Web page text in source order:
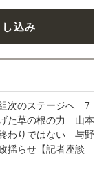
込み
次のステージへ 7
た草の根の力 山本
わりではない 与野
揺らせ【記者座談